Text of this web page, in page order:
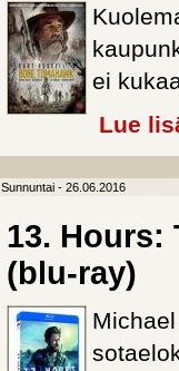
ei
Lue
Sunnuntai - 26.06.2016
13. Hours:
(blu-ray)